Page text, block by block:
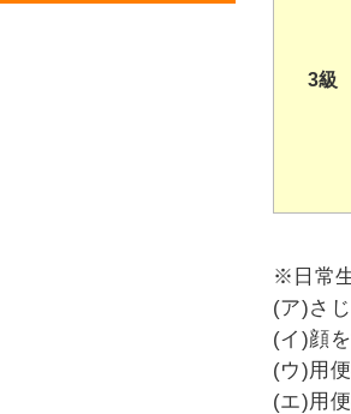
3級
※日常
(ア)さ
(イ)顔
(ウ)用
(エ)用